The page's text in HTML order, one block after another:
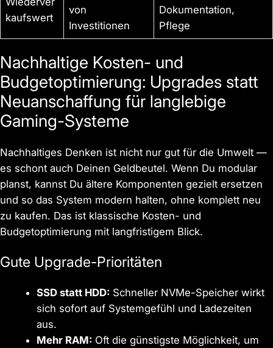
kaufswert
von
Investitionen
Dokumentation,
Pflege
Nachhaltige Kosten- und
Budgetoptimierung: Upgrades statt
Neuanschaffung für langlebige
Gaming-Systeme
Nachhaltiges Denken ist nicht nur gut für die Umwelt —
es schont auch Deinen Geldbeutel. Wenn Du modular
planst, kannst Du ältere Komponenten gezielt ersetzen
und so das System modern halten, ohne komplett neu
zu kaufen. Das ist klassische Kosten- und
Budgetoptimierung mit langfristigem Blick.
Gute Upgrade-Prioritäten
SSD statt HDD: Schneller NVMe-Speicher wirkt
sich sofort auf Systemgefühl und Ladezeiten
aus.
Mehr RAM: Oft die günstigste Möglichkeit, um